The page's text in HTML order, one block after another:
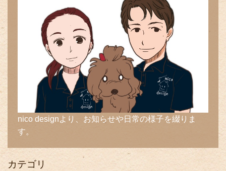
nico designより、お知らせや日常の様子を綴りま
す。
カテゴリ